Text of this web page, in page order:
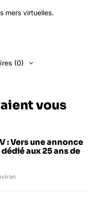
mers virtuelles.
(0)
vous
: Vers une annonce
aux 25 ans de